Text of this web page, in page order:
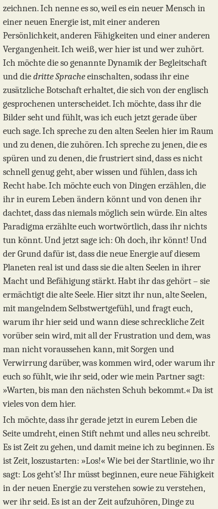
zeichnen. Ich nenne es so, weil es ein neuer Mensch in
einer neuen Energie ist, mit einer anderen
Persönlichkeit, anderen Fähigkeiten und einer anderen
Vergangenheit. Ich weiß, wer hier ist und wer zuhört.
Ich möchte die so genannte Dynamik der Begleitschaft
und diedritte Spracheeinschalten, sodass ihr eine
zusätzliche Botschaft erhaltet, die sich von der englisch
gesprochenen unterscheidet. Ich möchte, dass ihr die
Bilder seht und fühlt, was ich euch jetzt gerade über
euch sage. Ich spreche zu den alten Seelen hier im Raum
und zu denen, die zuhören. Ich spreche zu jenen, die es
spüren und zu denen, die frustriert sind, dass es nicht
schnell genug geht, aber wissen und fühlen, dass ich
Recht habe. Ich möchte euch von Dingen erzählen, die
ihr in eurem Leben ändern könnt und von denen ihr
dachtet, dass das niemals möglich sein würde. Ein altes
Paradigma erzählte euch wortwörtlich, dass ihr nichts
tun könnt. Und jetzt sage ich: Oh doch, ihr könnt! Und
der Grund dafür ist, dass die neue Energie auf diesem
Planeten real ist und dass sie die alten Seelen in ihrer
Macht und Befähigung stärkt. Habt ihr das gehört – sie
ermächtigt die alte Seele. Hier sitzt ihr nun, alte Seelen,
mit mangelndem Selbstwertgefühl, und fragt euch,
warum ihr hier seid und wann diese schreckliche Zeit
vorüber sein wird, mit all der Frustration und dem, was
man nicht voraussehen kann, mit Sorgen und
Verwirrung darüber, was kommen wird, oder warum ihr
euch so fühlt, wie ihr seid, oder wie mein Partner sagt:
»Warten, bis man den nächsten Schuh bekommt.« Da ist
vieles von dem hier.
Ich möchte, dass ihr gerade jetzt in eurem Leben die
Seite umdreht, einen Stift nehmt und alles neu schreibt.
Es ist Zeit zu gehen, und damit meine ich zu beginnen. Es
ist Zeit, loszustarten: »Los!« Wie bei der Startlinie, wo ihr
sagt: Los geht’s! Ihr müsst beginnen, eure neue Fähigkeit
in der neuen Energie zu verstehen sowie zu verstehen,
wer ihr seid. Es ist an der Zeit aufzuhören, Dinge zu